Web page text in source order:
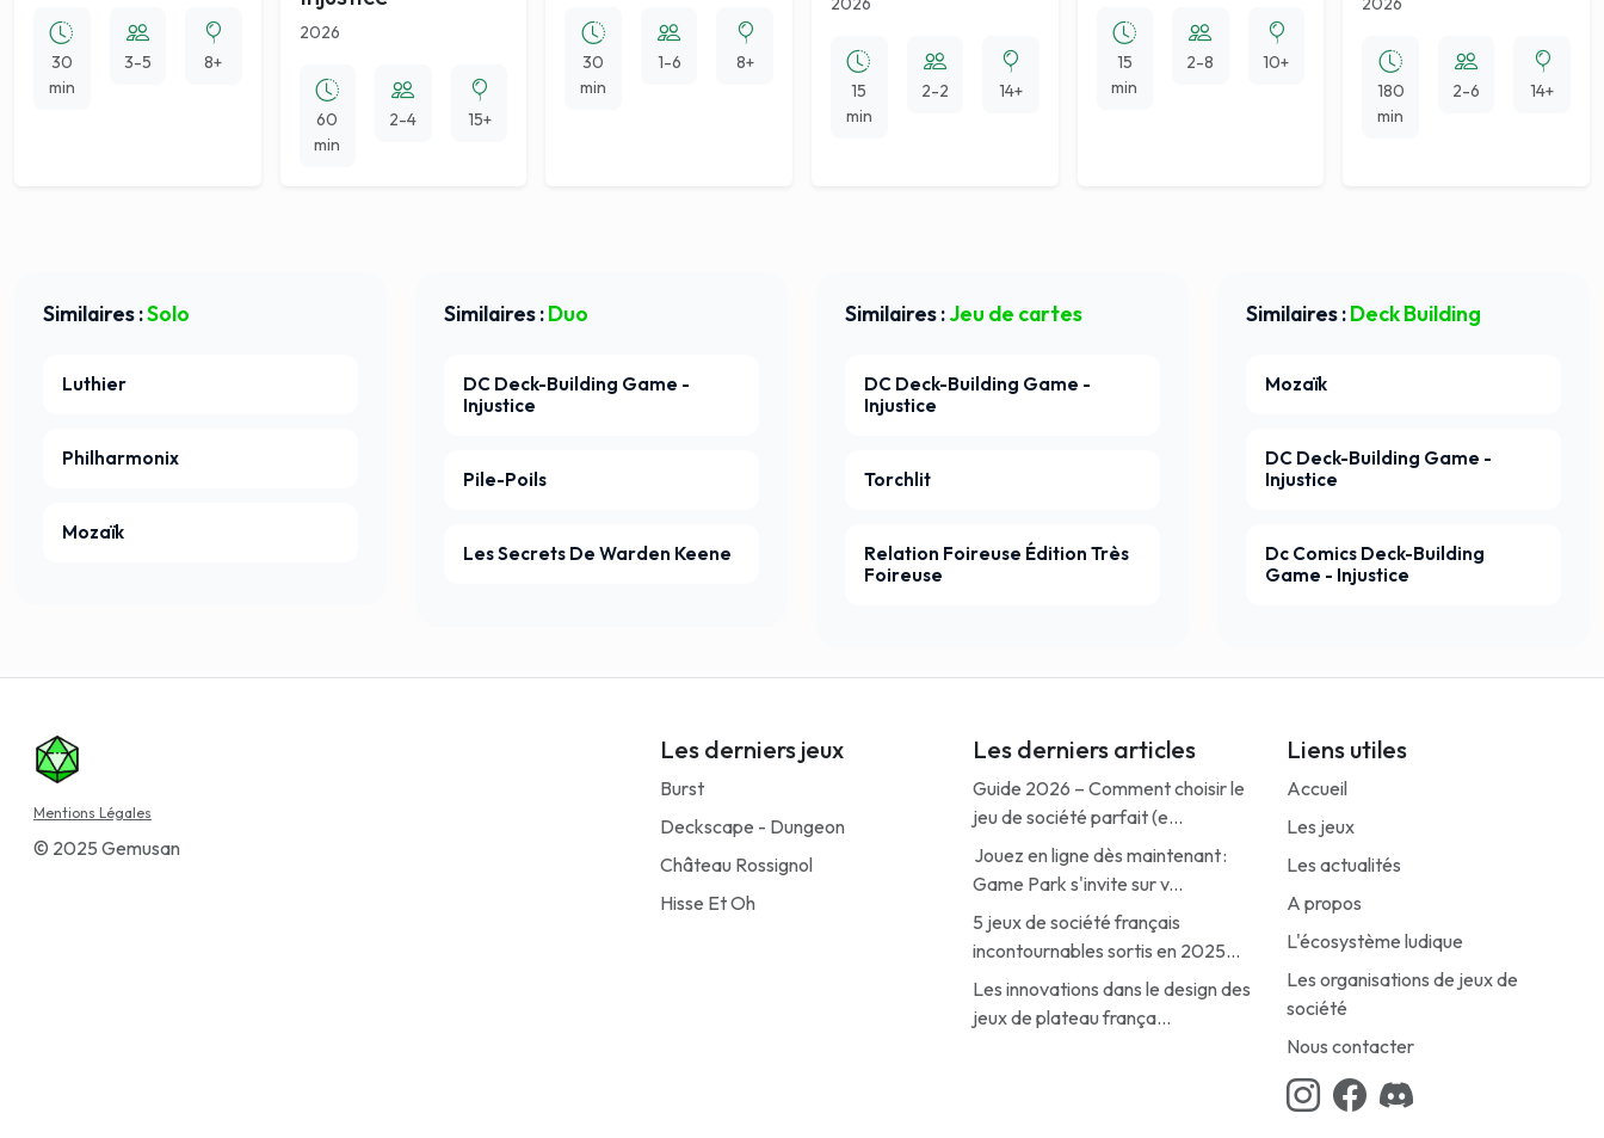
30
min
3-5 8+
2026
60
min
2-4 15+
30
min
1-6 8+
15
min
2-2 14+
15
min
2-8 10+
180
min
2-6 14+
Similaires :Solo
Luthier
Philharmonix
Mozaïk
Similaires :Duo
DC Deck-Building Game -
Injustice
Pile-Poils
Les Secrets De Warden Keene
Similaires :Jeu de cartes
DC Deck-Building Game -
Injustice
Torchlit
Relation Foireuse Édition Très
Foireuse
Similaires :Deck Building
Mozaïk
DC Deck-Building Game -
Injustice
Dc Comics Deck-Building
Game - Injustice
Mentions Légales
© 2025 Gemusan
Les derniers jeux
Burst
Deckscape - Dungeon
Château Rossignol
Hisse Et Oh
Les derniers articles
Guide 2026 – Comment choisir le
jeu de société parfait (e...
Jouez en ligne dès maintenant :
Game Park s'invite sur v...
5 jeux de société français
incontournables sortis en 2025...
Les innovations dans le design des
jeux de plateau frança...
Liens utiles
Accueil
Les jeux
Les actualités
A propos
L'écosystème ludique
Les organisations de jeux de
société
Nous contacter